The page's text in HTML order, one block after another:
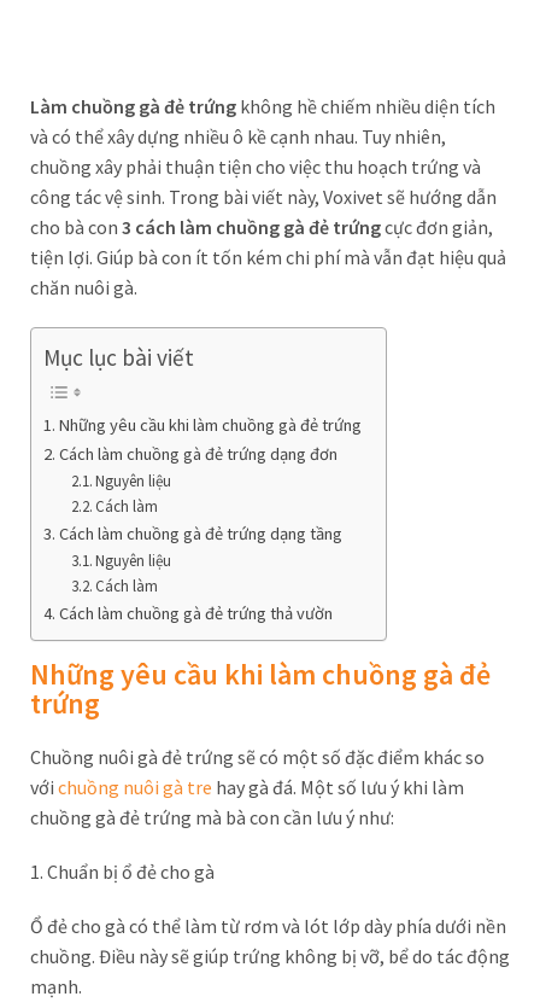
Làm chuồng gà đẻ trứng không hề chiếm nhiều diện tích
và có thể xây dựng nhiều ô kề cạnh nhau. Tuy nhiên,
chuồng xây phải thuận tiện cho việc thu hoạch trứng và
công tác vệ sinh. Trong bài viết này, Voxivet sẽ hướng dẫn
cho bà con 3 cách làm chuồng gà đẻ trứngcực đơn giản,
tiện lợi. Giúp bà con ít tốn kém chi phí mà vẫn đạt hiệu quả
chăn nuôi gà.
Mục lục bài viết
Những yêu cầu khi làm chuồng gà đẻ trứng
Cách làm chuồng gà đẻ trứng dạng đơn
Nguyên liệu
Cách làm
Cách làm chuồng gà đẻ trứng dạng tầng
Nguyên liệu
Cách làm
Cách làm chuồng gà đẻ trứng thả vườn
Những yêu cầu khi làm chuồng gà đẻ
trứng
Chuồng nuôi gà đẻ trứng sẽ có một số đặc điểm khác so
với chuồng nuôi gà tre hay gà đá. Một số lưu ý khi làm
chuồng gà đẻ trứng mà bà con cần lưu ý như:
1. Chuẩn bị ổ đẻ cho gà
Ổ đẻ cho gà có thể làm từ rơm và lót lớp dày phía dưới nền
chuồng. Điều này sẽ giúp trứng không bị vỡ, bể do tác động
mạnh.